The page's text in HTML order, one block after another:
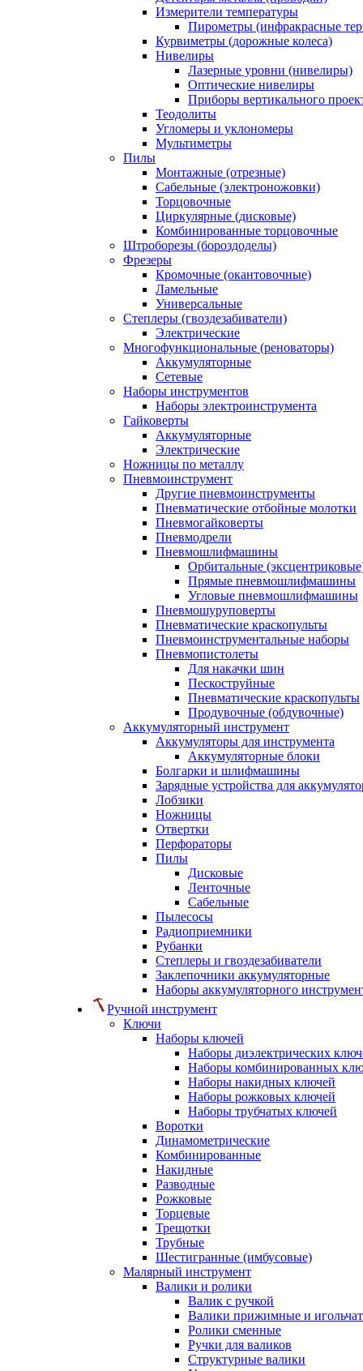
Измерители температуры
Пирометры (инфракрасные
Курвиметры (дорожные колеса)
Нивелиры
Лазерные уровни (нивелиры)
Оптические нивелиры
Приборы вертикального
Теодолиты
Угломеры и уклономеры
Мультиметры
Пилы
Монтажные (отрезные)
Сабельные (электроножовки)
Торцовочные
Циркулярные (дисковые)
Комбинированные торцовочные
Штроборезы (бороздоделы)
Фрезеры
Кромочные (окантовочные)
Ламельные
Универсальные
Степлеры (гвоздезабиватели)
Электрические
Многофункциональные (реноваторы)
Аккумуляторные
Сетевые
Наборы инструментов
Наборы электроинструмента
Гайковерты
Аккумуляторные
Электрические
Ножницы по металлу
Пневмоинструмент
Другие пневмоинструменты
Пневматические отбойные молотки
Пневмогайковерты
Пневмодрели
Пневмошлифмашины
Орбитальные
Прямые пневмошлифмашины
Угловые пневмошлифмашины
Пневмошуруповерты
Пневматические краскопульты
Пневмоинструментальные наборы
Пневмопистолеты
Для накачки шин
Пескоструйные
Пневматические краскопульты
Продувочные (обдувочные)
Аккумуляторный инструмент
Аккумуляторы для инструмента
Аккумуляторные блоки
Болгарки и шлифмашины
Зарядные устройства для
Лобзики
Ножницы
Отвертки
Перфораторы
Пилы
Дисковые
Ленточные
Сабельные
Пылесосы
Радиоприемники
Рубанки
Степлеры и гвоздезабиватели
Заклепочники аккумуляторные
Наборы аккумуляторного
Ручной инструмент
Ключи
Наборы ключей
Наборы диэлектрических
Наборы комбинированных
Наборы накидных ключей
Наборы рожковых ключей
Наборы трубчатых ключей
Воротки
Динамометрические
Комбинированные
Накидные
Разводные
Рожковые
Торцевые
Трещотки
Трубные
Шестигранные (имбусовые)
Малярный инструмент
Валики и ролики
Валик с ручкой
Валики прижимные и
Ролики сменные
Ручки для валиков
Структурные валики